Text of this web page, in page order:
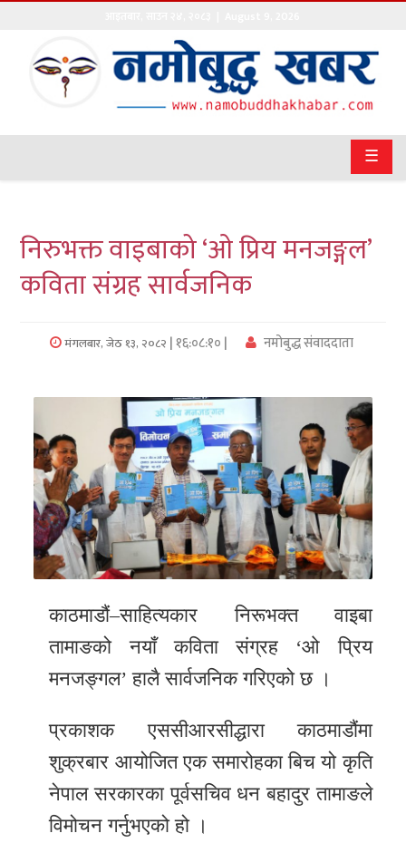
गृहपृष्ठ
राजनीति
प्रवास
अर्थवाणिज्य
कला
शैली
सूचना
प्रविधि
साहित्य
नमोबुद्ध
टिभी
English
☰
निरुभक्त वाइबाको ‘ओ प्रिय मनजङ्गल’
कविता संग्रह सार्वजनिक
मंगलबार, जेठ १३, २०८२ | १६:०८:१० | नमोबुद्ध संवाददाता
काठमाडौं–साहित्यकार निरूभक्त वाइबा
तामाङको नयाँ कविता संग्रह ‘ओ प्रिय
मनजङ्गल’ हालै सार्वजनिक गरिएको छ ।
प्रकाशक एससीआरसीद्धारा काठमाडौंमा
शुक्रबार आयोजित एक समारोहका बिच यो कृति
नेपाल सरकारका पूर्वसचिव धन बहादुर तामाङले
विमोचन गर्नुभएको हो ।